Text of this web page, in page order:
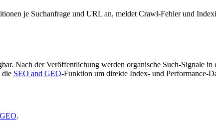
je Suchanfrage und URL an, meldet Crawl-Fehler und
Nach der Veröffentlichung werden organische Such-Signale in
die SEO and GEO-Funktion um direkte Index- und Performance-
.